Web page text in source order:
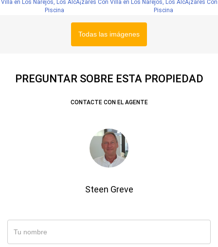
Todas las imágenes
PREGUNTAR SOBRE ESTA PROPIEDAD
CONTACTE CON EL AGENTE
Steen Greve